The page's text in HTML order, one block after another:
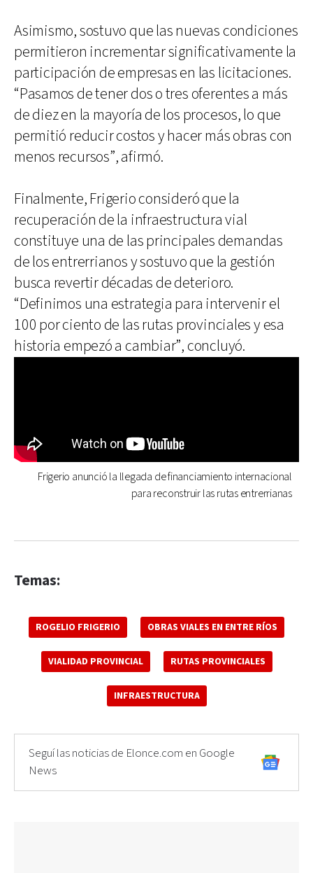
Asimismo, sostuvo que las nuevas condiciones
permitieron incrementar significativamente la
participación de empresas en las licitaciones.
“Pasamos de tener dos o tres oferentes a más
de diez en la mayoría de los procesos, lo que
permitió reducir costos y hacer más obras con
menos recursos”, afirmó.
Finalmente, Frigerio consideró que la
recuperación de la infraestructura vial
constituye una de las principales demandas
de los entrerrianos y sostuvo que la gestión
busca revertir décadas de deterioro.
“Definimos una estrategia para intervenir el
100 por ciento de las rutas provinciales y esa
historia empezó a cambiar”, concluyó.
Frigerio anunció la llegada de financiamiento internacional
para reconstruir las rutas entrerrianas
Temas:
ROGELIO FRIGERIO OBRAS VIALES EN ENTRE RÍOS
VIALIDAD PROVINCIAL RUTAS PROVINCIALES
INFRAESTRUCTURA
Seguí las noticias de Elonce.com en Google
News